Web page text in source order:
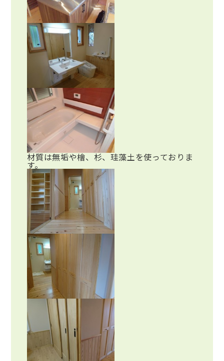
材質は無垢や檜、杉、珪藻土を使っておりま
す。